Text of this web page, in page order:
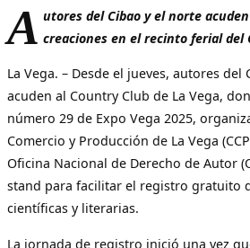
A utores del Cibao y el norte
creaciones en el recinto ferial del
La Vega. – Desde el jueves, autores
acuden al Country Club de La Vega,
número 29 de Expo Vega 2025,
Comercio y Producción de La Vega
Oficina Nacional de Derecho de Autor
stand para facilitar el registro gratuito
científicas y literarias.
La jornada de registro inició una vez